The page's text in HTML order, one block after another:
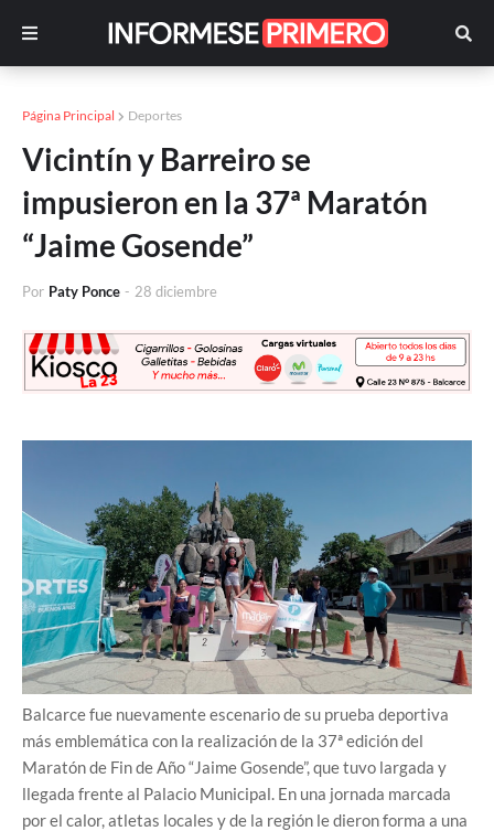
Página Principal Deportes
Vicintín y Barreiro se
impusieron en la 37ª Maratón
“Jaime Gosende”
Por Paty Ponce - 28 diciembre
Balcarce fue nuevamente escenario de su prueba deportiva
más emblemática con la realización de la 37ª edición del
Maratón de Fin de Año “Jaime Gosende”, que tuvo largada y
llegada frente al Palacio Municipal. En una jornada marcada
por el calor, atletas locales y de la región le dieron forma a una